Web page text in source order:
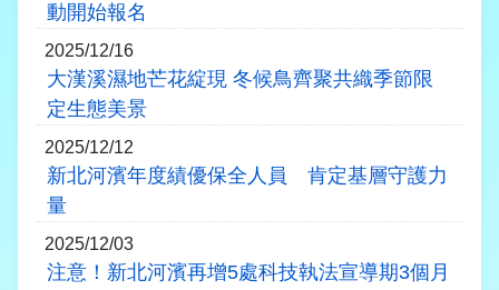
動開始報名
2025/12/16
大漢溪濕地芒花綻現 冬候鳥齊聚共織季節限
定生態美景
2025/12/12
新北河濱年度績優保全人員 肯定基層守護力
量
2025/12/03
注意！新北河濱再增5處科技執法宣導期3個月